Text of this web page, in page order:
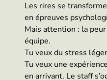
Les rires se
en épreuves
Mais attention : la
équipe.
Tu veux du stress
Tu veux une
en arrivant. Le staff